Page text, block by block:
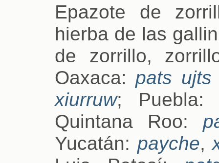
Epazote de
hierba de las
de zorrillo,
Oaxaca: pats ujts
xiurruw; Puebla:
Quintana Roo:
Yucatán: payche,